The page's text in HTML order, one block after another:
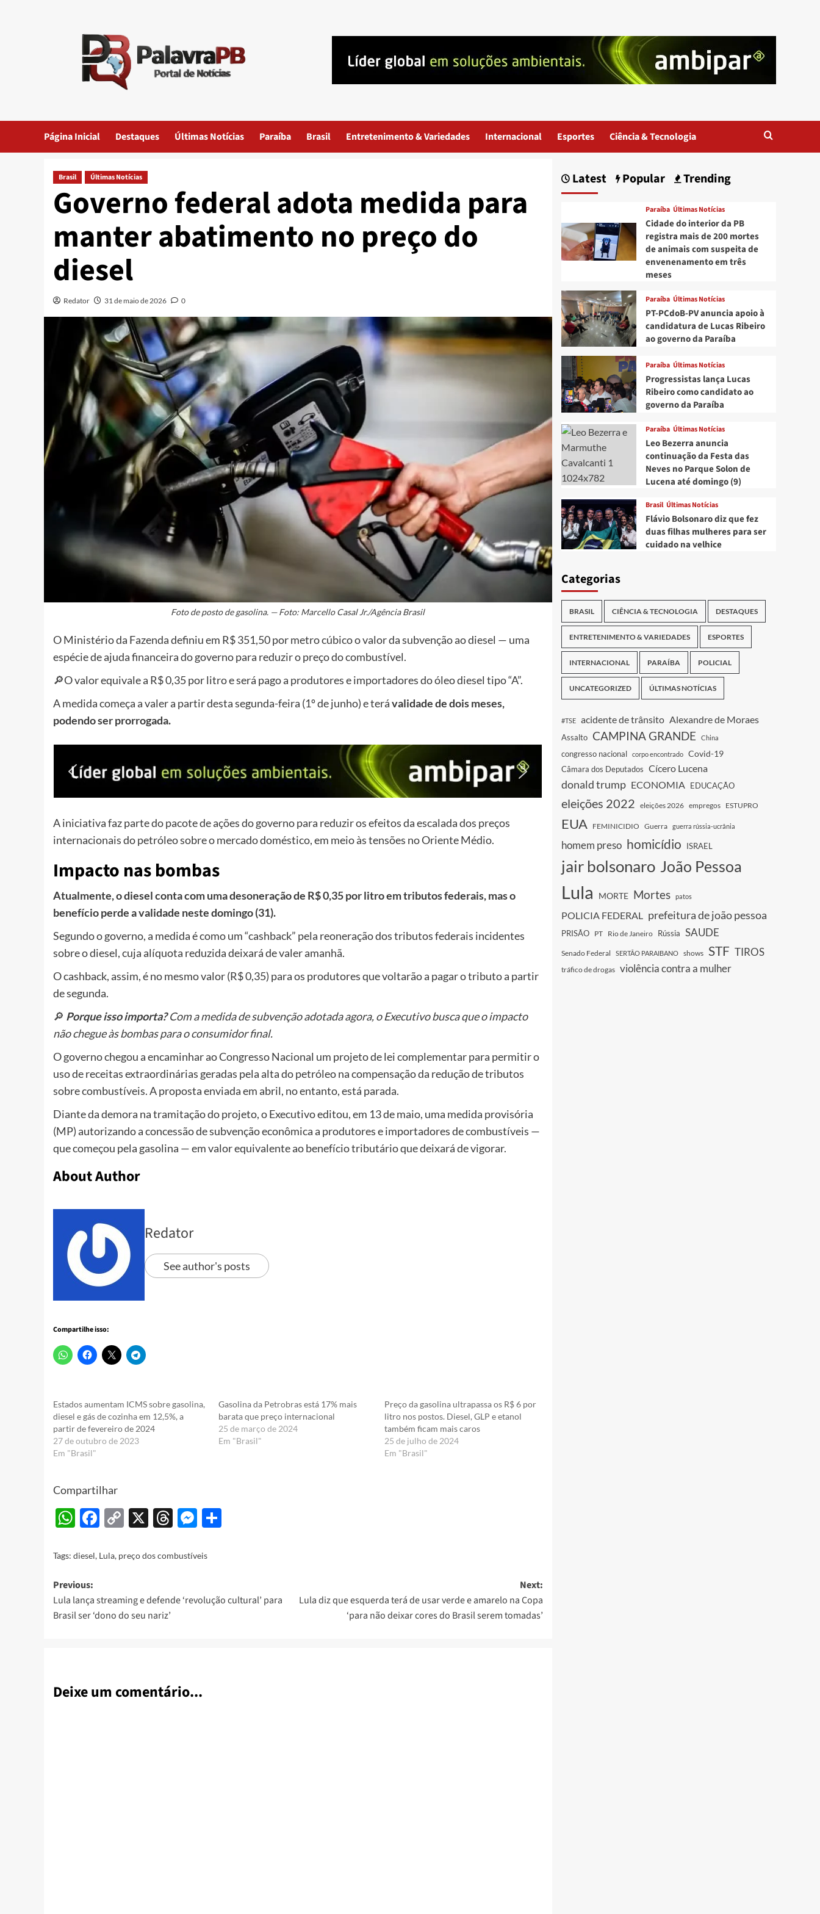
Página Inicial Destaques Últimas Notícias Paraíba Brasil Entretenimento & Variedades Internacional Esportes Ciência & Tecnologia
Brasil Últimas Notícias
Governo federal adota medida para
manter abatimento no preço do
diesel
Redator 31 de maio de 2026 0
Foto de posto de gasolina. — Foto: Marcello Casal Jr./Agência Brasil
O Ministério da Fazenda definiu em R$ 351,50 por metro cúbico o valor da subvenção ao diesel — uma
espécie de ajuda financeira do governo para reduzir o preço do combustível.
🔎Ovalor equivale a R$ 0,35 por litroe será pago a produtores e importadores do óleo diesel tipo “A”.
A medida começa a valer a partir desta segunda-feira (1º de junho) e terávalidade de dois meses,
podendo ser prorrogada.
A iniciativa faz parte do pacote de ações do governo para reduzir os efeitos da escalada dos preços
internacionais do petróleo sobre o mercado doméstico, em meio às tensões no Oriente Médio.
Impacto nas bombas
Atualmente, o diesel conta com uma desoneração de R$ 0,35 por litro em tributos federais, mas o
benefício perde a validade neste domingo (31).
Segundo o governo, a medida é como um “cashback” pela reoneração dos tributos federais incidentes
sobre o diesel, cuja alíquota reduzida deixará de valer amanhã.
O cashback, assim, é no mesmo valor (R$ 0,35) para os produtores que voltarão a pagar o tributo a partir
de segunda.
🔎 Porque isso importa?Com a medida de subvenção adotada agora, o Executivo busca que o impacto
não chegue às bombas para o consumidor final.
O governo chegou a encaminhar ao Congresso Nacional um projeto de lei complementar para permitir o
uso de receitas extraordinárias geradas pela alta do petróleo na compensação da redução de tributos
sobre combustíveis. A proposta enviada em abril, no entanto, está parada.
Diante da demora na tramitação do projeto, o Executivo editou, em 13 de maio, uma medida provisória
(MP) autorizando a concessão de subvenção econômica a produtores e importadores de combustíveis —
que começou pela gasolina — em valor equivalente ao benefício tributário que deixará de vigorar.
About Author
Redator
See author's posts
Compartilhe isso:
Estados aumentam ICMS sobre gasolina,
diesel e gás de cozinha em 12,5%, a
partir de fevereiro de 2024
27 de outubro de 2023
Em "Brasil"
Gasolina da Petrobras está 17% mais
barata que preço internacional
25 de março de 2024
Em "Brasil"
Preço da gasolina ultrapassa os R$ 6 por
litro nos postos. Diesel, GLP e etanol
também ficam mais caros
25 de julho de 2024
Em "Brasil"
Compartilhar
WhatsApp
Facebook
Copy
X Threads
Messenger
Tags: diesel, Lula, preço dos combustíveis
Post
navigation
Previous:
Lula lança streaming e defende ‘revolução cultural’ para
Brasil ser ‘dono do seu nariz’
Next:
Lula diz que esquerda terá de usar verde e amarelo na Copa
‘para não deixar cores do Brasil serem tomadas’
Deixe um comentário...
Latest Popular Trending
Paraíba Últimas Notícias
Cidade do interior da PB
registra mais de 200 mortes
de animais com suspeita de
envenenamento em três
meses
Paraíba Últimas Notícias
PT-PCdoB-PV anuncia apoio à
candidatura de Lucas Ribeiro
ao governo da Paraíba
Paraíba Últimas Notícias
Progressistas lança Lucas
Ribeiro como candidato ao
governo da Paraíba
Paraíba Últimas Notícias
Leo Bezerra anuncia
continuação da Festa das
Neves no Parque Solon de
Lucena até domingo (9)
Brasil Últimas Notícias
Flávio Bolsonaro diz que fez
duas filhas mulheres para ser
cuidado na velhice
Categorias
BRASIL CIÊNCIA & TECNOLOGIA DESTAQUES
ENTRETENIMENTO & VARIEDADES ESPORTES
INTERNACIONAL PARAÍBA POLICIAL
UNCATEGORIZED ÚLTIMAS NOTÍCIAS
#TSE acidente de trânsito Alexandre de Moraes
Assalto CAMPINA GRANDE China
congresso nacional corpo encontrado Covid-19
Câmara dos Deputados Cícero Lucena
donald trump ECONOMIA EDUCAÇÃO
eleições 2022 eleições 2026 empregos ESTUPRO
EUA FEMINICIDIO Guerra guerra rússia-ucrânia
homem preso homicídio ISRAEL
jair bolsonaro João Pessoa
Lula MORTE Mortes patos
POLICIA FEDERAL prefeitura de joão pessoa
PRISÃO PT Rio de Janeiro Rússia SAUDE
Senado Federal SERTÃO PARAIBANO shows STF TIROS
tráfico de drogas violência contra a mulher